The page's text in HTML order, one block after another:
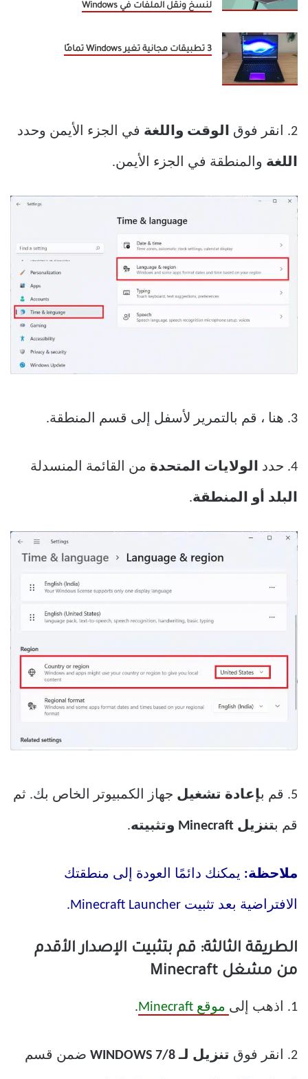
لنسخ ونقل الملفات في Windows
3 تطبيقات مجانية تغير Windows تمامًا
2. انقر فوق الوقت واللغة في الجزء الأيمن وحدد
اللغة والمنطقة في الجزء الأيمن.
3. هنا ، قم بالتمرير لأسفل إلى قسم المنطقة.
4. حدد الولايات المتحدة من القائمة المنسدلة
البلد أو المنطقة.
5. قم ب إعادة تشغيل جهاز الكمبيوتر الخاص بك. ثم
قم بتنزيل Minecraft وتثبيته .
ملاحظة: يمكنك دائمًا العودة إلى منطقتك
الافتراضية بعد تثبيت Minecraft Launcher.
الطريقة الثالثة: قم بتثبيت الإصدار الأقدم
من مشغل Minecraft
1. اذهب إلى موقع Minecraft .
2. انقر فوق تنزيل لـ WINDOWS 7/8 ضمن قسم